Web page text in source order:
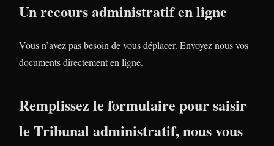
Un recours administratif en ligne
Vous n’avez pas besoin de vous déplacer. Envoyez nous vos
documents directement en ligne.
Remplissez le formulaire pour saisir
le Tribunal administratif, nous vous